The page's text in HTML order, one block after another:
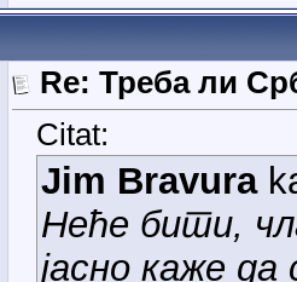
Re: Треба ли
Citat:
Jim Bravura
Неће бити,
јасно каже да